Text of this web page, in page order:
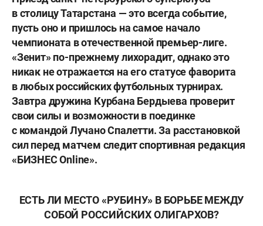
в столицу Татарстана — это всегда событие,
пусть оно и пришлось на самое начало
чемпионата в отечественной премьер-лиге.
«Зенит» по-прежнему лихорадит, однако это
никак не отражается на его статусе фаворита
в любых российских футбольных турнирах.
Завтра дружина Курбана Бердыева проверит
свои силы и возможности в поединке
с командой Лучано Спалетти. За расстановкой
сил перед матчем следит спортивная редакция
«БИЗНЕСOnline».
ЕСТЬ ЛИ МЕСТО «РУБИНУ» В БОРЬБЕ МЕЖДУ
СОБОЙ РОССИЙСКИХ ОЛИГАРХОВ?